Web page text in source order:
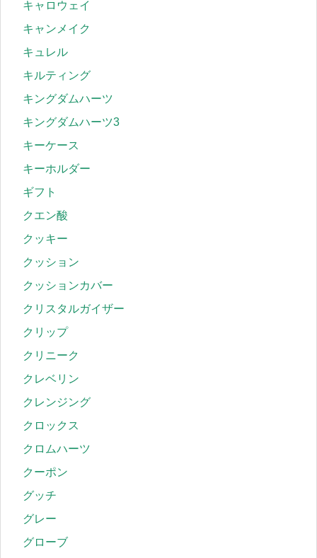
キャロウェイ
キャンメイク
キュレル
キルティング
キングダムハーツ
キングダムハーツ3
キーケース
キーホルダー
ギフト
クエン酸
クッキー
クッション
クッションカバー
クリスタルガイザー
クリップ
クリニーク
クレベリン
クレンジング
クロックス
クロムハーツ
クーポン
グッチ
グレー
グローブ